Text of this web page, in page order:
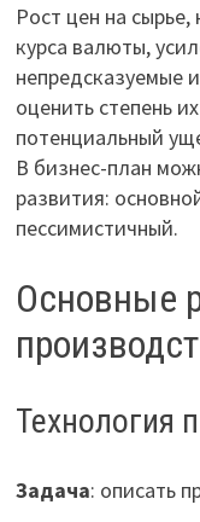
Рост цен на
курса валюты,
непредсказуемые
оценить степень
потенциальный
В бизнес-план
развития:
пессимистичный.
Основные
Технология
Задача: описать